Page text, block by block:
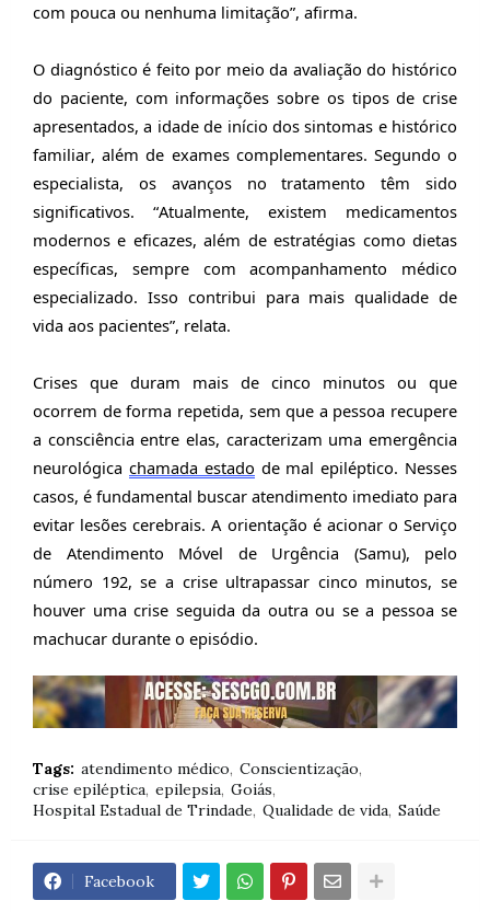
com pouca ou nenhuma limitação”, afirma.
O diagnóstico é feito por meio da avaliação do histórico
do paciente, com informações sobre os tipos de crise
apresentados, a idade de início dossintomas e histórico
familiar, além de exames complementares. Segundo o
especialista, os avanços no tratamento têm sido
significativos. “Atualmente, existem medicamentos
modernos e eficazes, além de estratégias como dietas
específicas, sempre com acompanhamento médico
especializado. Isso contribui para mais qualidade de
vida aos pacientes”, relata.
Crises que duram mais de cinco minutos ou que
ocorrem de forma repetida, sem que a pessoa recupere
a consciência entre elas, caracterizam uma emergência
neurológica chamada estado de mal epiléptico. Nesses
casos, é fundamental buscar atendimento imediato para
evitar lesões cerebrais. A orientação é acionar o Serviço
de Atendimento Móvel de Urgência (Samu), pelo
número 192, se a crise ultrapassar cinco minutos, se
houver uma crise seguida da outra ou se a pessoa se
machucar durante o episódio.
Tags: atendimento médico Conscientização
crise epiléptica epilepsia Goiás
Hospital Estadual de Trindade Qualidade de vida Saúde
Facebook